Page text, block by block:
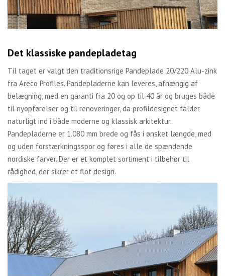
Det klassiske pandepladetag
Til taget er valgt den traditionsrige Pandeplade 20/220 Alu-zink
fra Areco Profiles. Pandepladerne kan leveres, afhængig af
belægning, med en garanti fra 20 og op til 40 år og bruges både
til nyopførelser og til renoveringer, da profildesignet falder
naturligt ind i både moderne og klassisk arkitektur.
Pandepladerne er 1.080 mm brede og fås i ønsket længde, med
og uden forstærkningsspor og føres i alle de spændende
nordiske farver. Der er et komplet sortiment i tilbehør til
rådighed, der sikrer et flot design.